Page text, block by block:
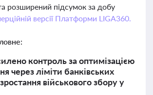
розширений підсумок за добу
версії Платформи LIGA360.
контроль за оптимізацією
через ліміти банківських
військового збору у